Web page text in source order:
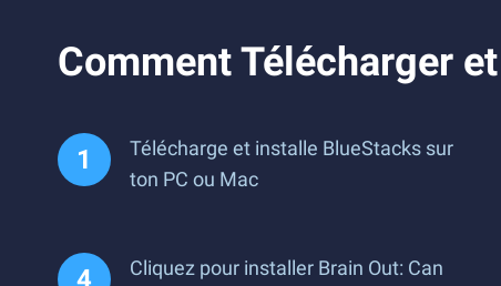
Comment Télécharger
Télécharge et installe BlueStacks sur
ton PC ou Mac
Cliquez pour installer Brain Out: Can